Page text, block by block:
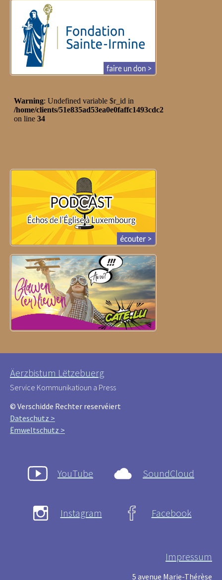
Äerzbistum Lëtzebuerg
Service Kommunikatioun a Press
© Verschidde Rechter reservéiert
Dateschutz >
Ëmweltschutz >
YouTube SoundCloud
Instagram Facebook
Impressum
5 avenue Marie-Thérèse